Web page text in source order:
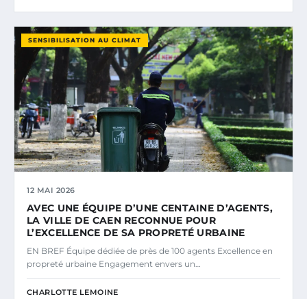
SENSIBILISATION AU CLIMAT
12 MAI 2026
AVEC UNE ÉQUIPE D’UNE CENTAINE D’AGENTS,
LA VILLE DE CAEN RECONNUE POUR
L’EXCELLENCE DE SA PROPRETÉ URBAINE
EN BREF Équipe dédiée de près de 100 agents Excellence en
propreté urbaine Engagement envers un…
CHARLOTTE LEMOINE